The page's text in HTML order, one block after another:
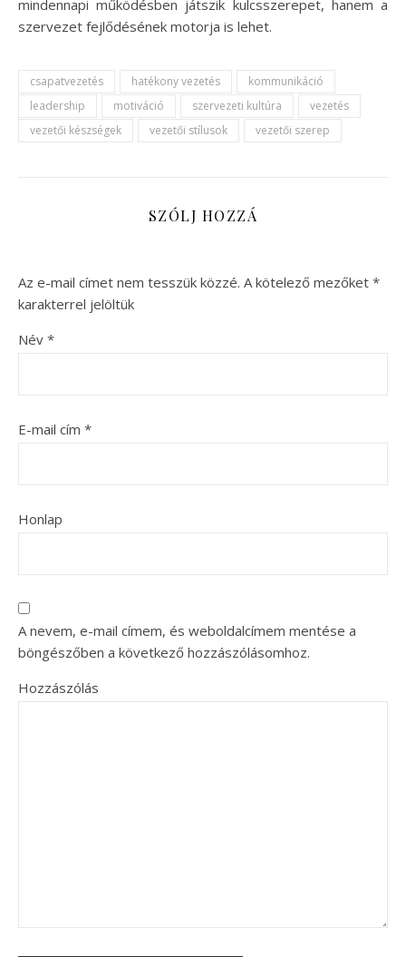
mindennapi működésben játszik kulcsszerepet, hanem a
szervezet fejlődésének motorja is lehet.
csapatvezetés hatékony vezetés
kommunikáció
leadership
motiváció szervezeti kultúra
vezetés
vezetői készségek
vezetői stílusok vezetői szerep
SZÓLJ HOZZÁ
Az e-mail címet nem tesszük közzé. A kötelező mezőket *
karakterrel jelöltük
Név *
E-mail cím *
Honlap
A nevem, e-mail címem, és weboldalcímem mentése a
böngészőben a következő hozzászólásomhoz.
Hozzászólás